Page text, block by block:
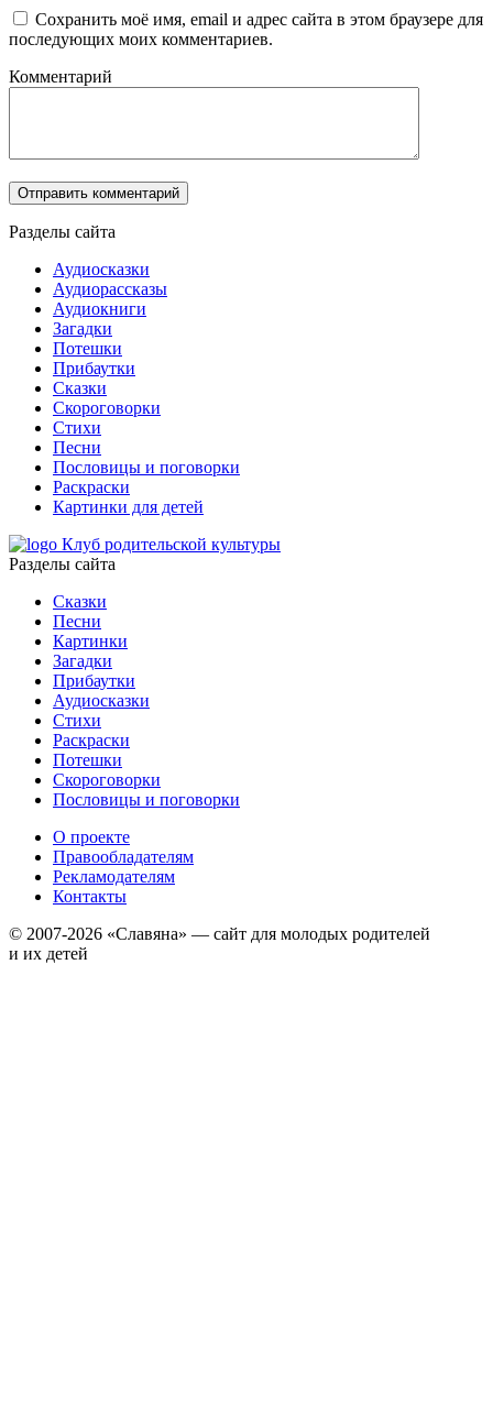
Сохранить моё имя, email и адрес сайта в этом браузере для
последующих моих комментариев.
Комментарий
Разделы сайта
Аудиосказки
Аудиорассказы
Аудиокниги
Загадки
Потешки
Прибаутки
Сказки
Скороговорки
Стихи
Песни
Пословицы и поговорки
Раскраски
Картинки для детей
Клуб родительской культуры
Разделы сайта
Сказки
Песни
Картинки
Загадки
Прибаутки
Аудиосказки
Стихи
Раскраски
Потешки
Скороговорки
Пословицы и поговорки
О проекте
Правообладателям
Рекламодателям
Контакты
© 2007-2026 «Славяна» — сайт для молодых родителей
и их детей